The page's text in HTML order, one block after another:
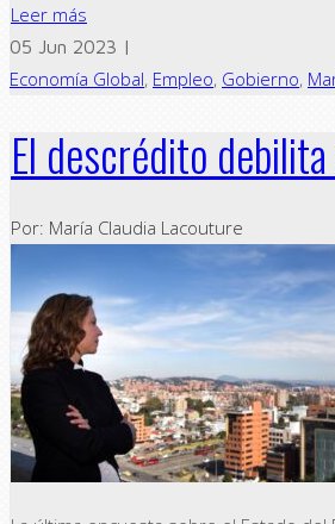
Leer más
05 Jun 2023 |
Economía Global, Empleo, Gobierno,
El descrédito
Por: María Claudia Lacouture